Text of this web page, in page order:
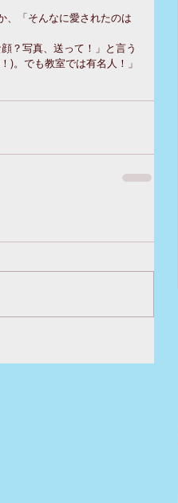
、「そんなに愛されたのは
？写真、送って！」と言う
)。でも教室では有名人！」